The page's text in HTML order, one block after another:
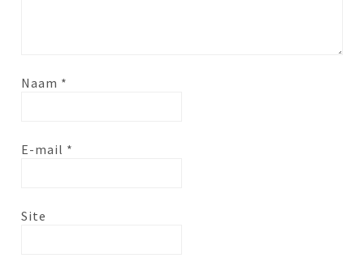
Naam *
E-mail *
Site